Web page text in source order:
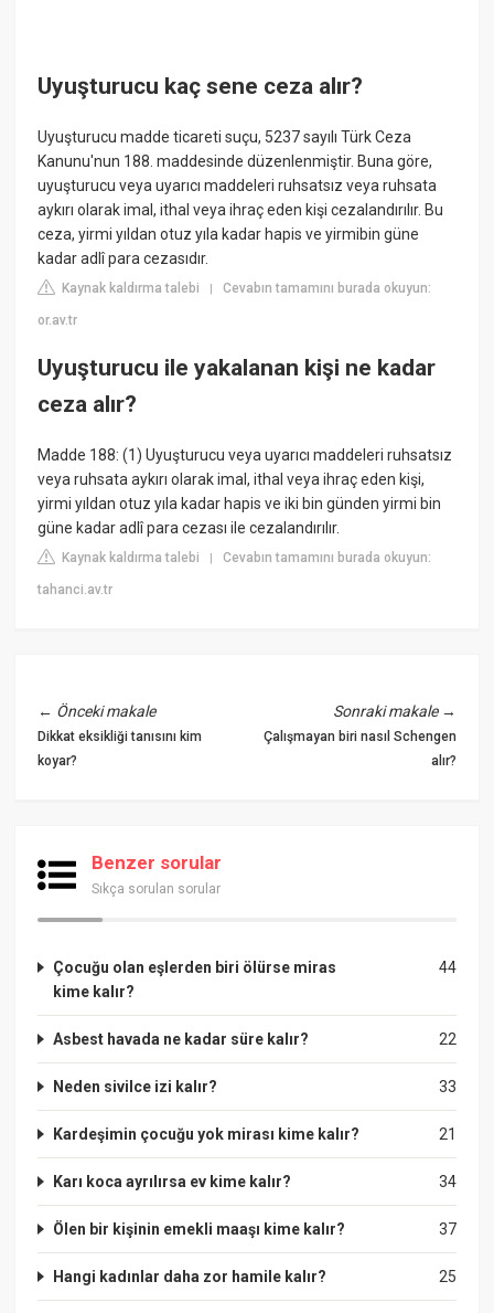
Uyuşturucu kaç sene ceza alır?
Uyuşturucu madde ticareti suçu, 5237 sayılı Türk Ceza
Kanunu'nun 188. maddesinde düzenlenmiştir. Buna göre,
uyuşturucu veya uyarıcı maddeleri ruhsatsız veya ruhsata
aykırı olarak imal, ithal veya ihraç eden kişi cezalandırılır. Bu
ceza, yirmi yıldan otuz yıla kadar hapis ve yirmibin güne
kadar adlî para cezasıdır.
Kaynak kaldırma talebi |Cevabın tamamını burada okuyun:
or.av.tr
Uyuşturucu ile yakalanan kişi ne kadar
ceza alır?
Madde 188: (1) Uyuşturucu veya uyarıcı maddeleri ruhsatsız
veya ruhsata aykırı olarak imal, ithal veya ihraç eden kişi,
yirmi yıldan otuz yıla kadar hapis ve iki bin günden yirmi bin
güne kadar adlî para cezası ile cezalandırılır.
Kaynak kaldırma talebi |Cevabın tamamını burada okuyun:
tahanci.av.tr
← Önceki makale
Dikkat eksikliği tanısını kim
koyar?
Sonraki makale→
Çalışmayan biri nasıl Schengen
alır?
Benzer sorular
Sıkça sorulan sorular
44
Çocuğu olan eşlerden biri ölürse miras
kime kalır?
22
Asbest havada ne kadar süre kalır?
33
Neden sivilce izi kalır?
21
Kardeşimin çocuğu yok mirası kime kalır?
34
Karı koca ayrılırsa ev kime kalır?
37
Ölen bir kişinin emekli maaşı kime kalır?
25
Hangi kadınlar daha zor hamile kalır?